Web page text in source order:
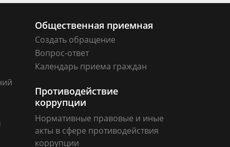
Общественная приемная
Создать обращение
Вопрос-ответ
Календарь приема граждан
Противодействие
коррупции
Нормативные правовые и иные
акты в сфере противодействия
коррупции